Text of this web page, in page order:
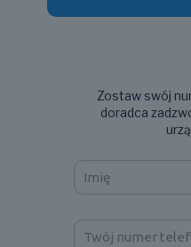
Zostaw swój
doradca